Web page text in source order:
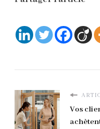
Vos